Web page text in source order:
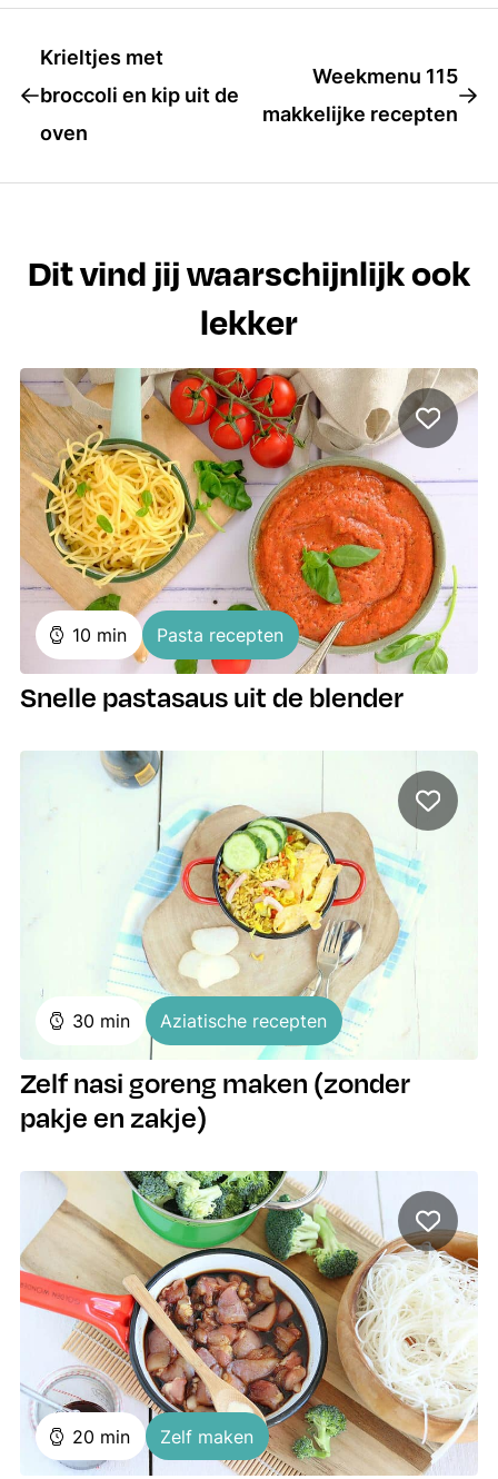
Krieltjes met
broccoli en kip uit de
oven
Weekmenu 115
makkelijke recepten
Dit vind jij waarschijnlijk ook
lekker
10 minuten
min Pasta recepten
Snelle pastasaus uit de blender
30 minuten
min Aziatische recepten
Zelf nasi goreng maken (zonder
pakje en zakje)
20 minuten
min Zelf maken